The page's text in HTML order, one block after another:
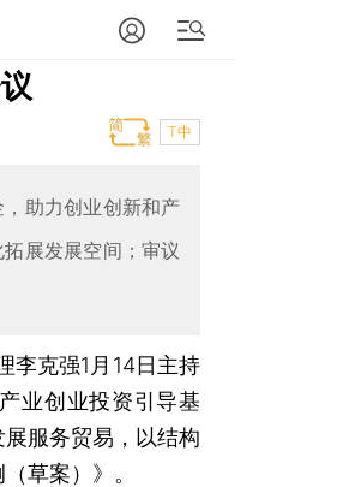
T中
助力创业创新和产
展发展空间；审议
李克强1月14日主持
业创业投资引导基
服务贸易，以结构
草案）》。